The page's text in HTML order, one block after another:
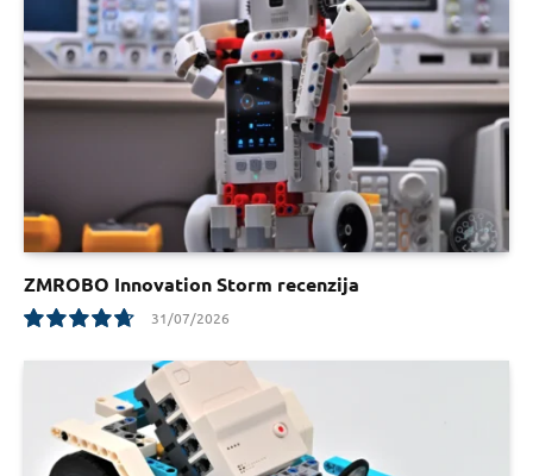
ZMROBO Innovation Storm recenzija
9.5
31/07/2026